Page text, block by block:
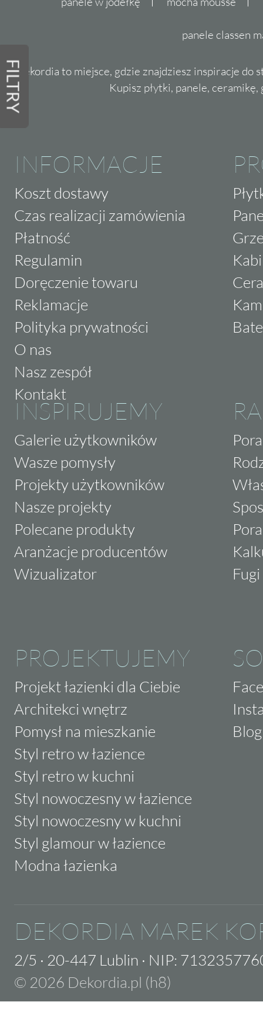
FILTRY
panele classen
Dekordia to miejsce, gdzie znajdziesz inspiracje do
Kupisz płytki, panele,
INFORMACJE
Koszt dostawy
Czas realizacji zamówienia
Płatność
Regulamin
Doręczenie towaru
Reklamacje
Polityka prywatności
O nas
Nasz zespół
Kontakt
INSPIRUJEMY
Galerie użytkowników
Wasze pomysły
Projekty użytkowników
Nasze projekty
Polecane produkty
Aranżacje producentów
Wizualizator
PROJEKTUJEMY
Projekt łazienki dla Ciebie
Architekci wnętrz
Pomysł na mieszkanie
Styl retro w łazience
Styl retro w kuchni
Styl nowoczesny w łazience
Styl nowoczesny w kuchni
Styl glamour w łazience
Modna łazienka
Blog
DEKORDIA MAREK
2/5 · 20-447 Lublin · NIP:
© 2026 Dekordia.pl (h8)